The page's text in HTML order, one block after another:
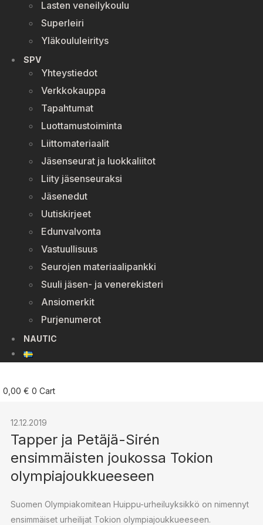
Lasten veneilykoulu
Superleiri
Yläkoululeiritys
SPV
Yhteystiedot
Verkkokauppa
Tapahtumat
Luottamustoiminta
Liittomateriaalit
Jäsenseurat ja luokkaliitot
Liity jäsenseuraksi
Jäsenedut
Uutiskirjeet
Edunvalvonta
Vastuullisuus
Seurojen materiaalipankki
Suuli jäsen- ja venerekisteri
Ansiomerkit
Purjenumerot
NAUTIC
0,00 € 0 Cart
12.12.2019
Tapper ja Petäjä-Sirén
ensimmäisten joukossa Tokion
olympiajoukkueeseen
Suomen Olympiakomitean Huippu-urheiluyksikkö on nimennyt
ensimmäiset urheilijat Tokion olympiajoukkueeseen.